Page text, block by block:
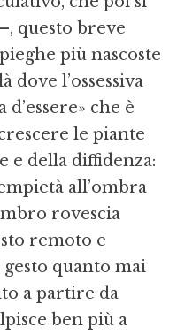
questo breve
più nascoste
dove l’ossessiva
che è
le piante
e della diffidenza:
all’ombra
rovescia
remoto e
quanto mai
a partire da
ben più a